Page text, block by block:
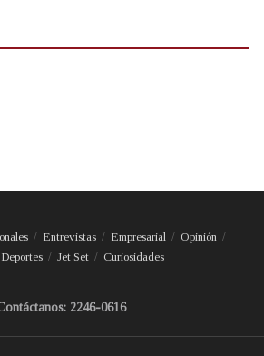
Entrevistas Empresarial
Opinión
Deportes Jet Set Curiosidades
2246-0616